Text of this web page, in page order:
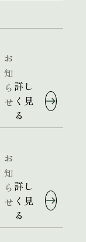
お
知
ら
せ
詳し
く見
る
お
知
ら
せ
詳し
く見
る